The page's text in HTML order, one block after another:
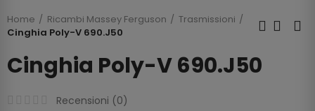
Home Ricambi Massey Ferguson
Trasmissioni
Cinghia Poly-V 690.J50
Cinghia Poly-V 690.J50
Recensioni (0)